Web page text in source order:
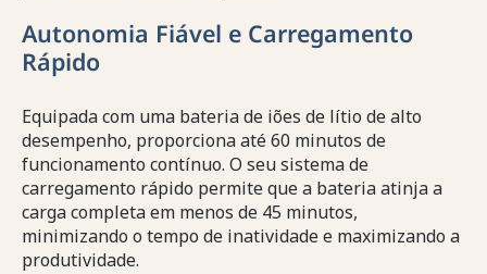
Autonomia Fiável e Carregamento
Rápido
Equipada com uma bateria de iões de lítio de alto
desempenho, proporciona até 60 minutos de
funcionamento contínuo. O seu sistema de
carregamento rápido permite que a bateria atinja a
carga completa em menos de 45 minutos,
minimizando o tempo de inatividade e maximizando a
produtividade.